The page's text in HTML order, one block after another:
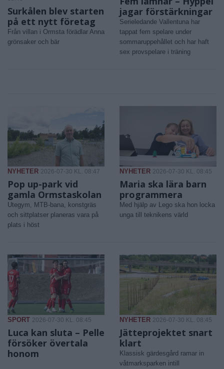
Surkålen blev starten
på ett nytt företag
Från villan i Ormsta förädlar Anna
grönsaker och bär
jagar förstärkningar
Serieledande Vallentuna har
tappat fem spelare under
sommaruppehållet och har haft
sex provspelare i träning
NYHETER 2026-07-30 KL. 08:47
Pop up-park vid
gamla Ormstaskolan
Utegym, MTB-bana, konstgräs
och sittplatser planeras vara på
plats i höst
NYHETER 2026-07-30 KL. 08:45
Maria ska lära barn
programmera
Med hjälp av Lego ska hon locka
unga till teknikens värld
SPORT 2026-07-30 KL. 08:45
Luca kan sluta – Pelle
försöker övertala
honom
NYHETER 2026-07-30 KL. 08:45
Jätteprojektet snart
klart
Klassisk gärdesgård ramar in
våtmarksparken intill